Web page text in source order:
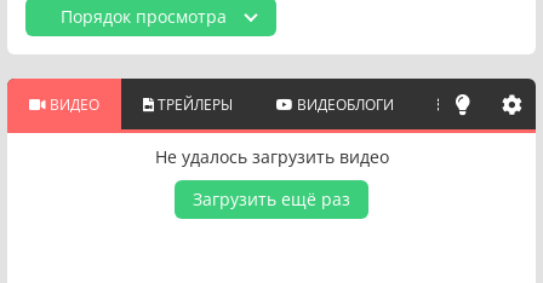
Порядок просмотра
ВИДЕО ТРЕЙЛЕРЫ ВИДЕОБЛОГИ ПОХОЖИЕ
Не удалось загрузить видео
Загрузить ещё раз